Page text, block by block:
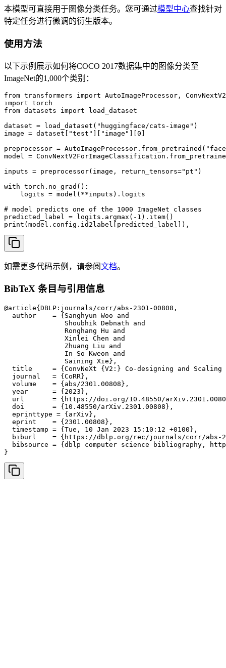
本模型可直接用于图像分类任务。您可通过模型中心查找针对
特定任务进行微调的衍生版本。
使用方法
以下示例展示如何将COCO 2017数据集中的图像分类至
ImageNet的1,000个类别：
from transformers import AutoImageProcessor,
import torch
from datasets import load_dataset
dataset = load_dataset("huggingface/cats-image")
image = dataset["test"]["image"][0]
preprocessor =
model =
inputs = preprocessor(image, return_tensors="pt")
with torch.no_grad():
    logits = model(**inputs).logits
# model predicts one of the 1000 ImageNet classes
predicted_label = logits.argmax(-1).item()
print(model.config.id2label[predicted_label]),
如需更多代码示例，请参阅文档。
BibTeX 条目与引用信息
@article{DBLP:journals/corr/abs-2301-00808,
  author    = {Sanghyun Woo and
               Shoubhik Debnath and
               Ronghang Hu and
               Xinlei Chen and
               Zhuang Liu and
               In So Kweon and
               Saining Xie},
title     = {ConvNeXt {V2:} Co-designing and
  journal   = {CoRR},
  volume    = {abs/2301.00808},
  year      = {2023},
url       = {https://doi.org/10.48550/
  doi       = {10.48550/arXiv.2301.00808},
  eprinttype = {arXiv},
  eprint    = {2301.00808},
  timestamp = {Tue, 10 Jan 2023 15:10:12 +0100},
biburl    = {https://dblp.org/rec/journals/corr/abs-
bibsource = {dblp computer science bibliography,
}